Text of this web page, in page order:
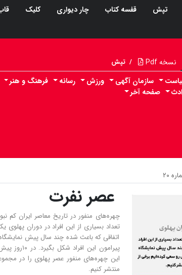
تپش قفسه کتاب چار دیواری کلیک
نسخه Pdf / تپش
سازمان آگهی ورزش رسانه فرهنگ و هنر
صفحه آخر
۲۰
عصر نفرت
چهره‌های منفور در تاریخ معاصر ایران کم
تعداد بسیاری از این افراد در دوران
اتفاقی که باعث شده چند سال پیش
پیرامون این
این چهره‌های منفور عصر پهلوی را در
منتشر کنیم.